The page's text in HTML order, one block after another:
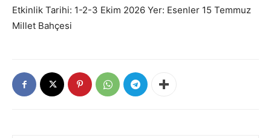
Etkinlik Tarihi: 1-2-3 Ekim 2026 Yer: Esenler 15 Temmuz
Millet Bahçesi